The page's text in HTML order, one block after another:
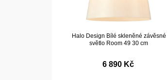
Halo Design Bílé skleněné závěsné
světlo Room 49 30 cm
6 890 Kč